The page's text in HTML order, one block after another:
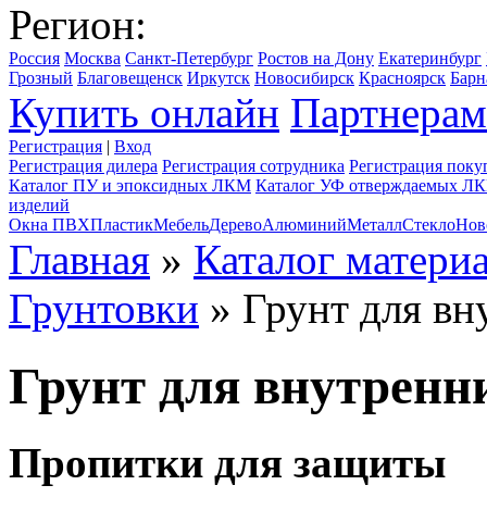
Регион:
Россия Москва Санкт-Петербург Ростов на Дону Екатеринбург
Грозный Благовещенск Иркутск Новосибирск Красноярск
Купить онлайн Партнерам
Регистрация | Вход
Регистрация дилера Регистрация сотрудника Регистрация
Каталог ПУ и эпоксидных ЛКМ Каталог УФ отверждаемых
изделий
Окна ПВХПластикМебельДеревоАлюминийМеталлСтекло
Главная » Каталог
Грунтовки » Грунт для
Грунт для
Пропитки для защиты